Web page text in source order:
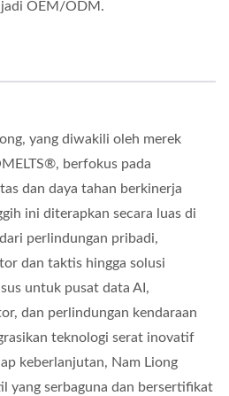
OEM/ODM.
yang diwakili oleh merek
berfokus pada
dan daya tahan berkinerja
ini diterapkan secara luas di
perlindungan pribadi,
dan taktis hingga solusi
untuk pusat data AI,
dan perlindungan kendaraan
teknologi serat inovatif
keberlanjutan, Nam Liong
yang serbaguna dan bersertifikat